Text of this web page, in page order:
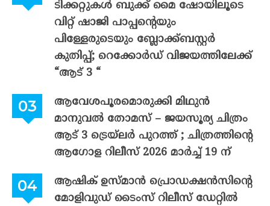
ടിക്കറ്റുകൾ ബുക്ക് മൈ ഷോയിലൂടെ
വിറ്റ് ഷാജി പാപ്പന്റെയും
പിള്ളേരുടെയും ബ്ലോക്ക്ബസ്റ്റർ
കുതിപ്പ്; റെക്കോർഡ് വിജയത്തിലേക്ക്
“ആട് 3 “
ആവേശപൂരമൊരുക്കി മിഥുൻ
മാനുവൽ തോമസ് – ജയസൂര്യ ചിത്രം
ആട് 3 ട്രെയ്‌ലർ പുറത്ത് ; ചിത്രത്തിന്റെ
ആഗോള റിലീസ് 2026 മാർച്ച് 19 ന്
ആഷിക് ഉസ്മാൻ പ്രൊഡക്ഷൻസിന്റെ
മോളിവുഡ് ടൈംസ് റിലീസ് ഡേറ്റിൽ